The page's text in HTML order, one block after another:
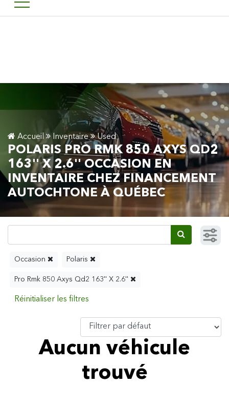
Accueil Inventaire Used
POLARIS PRO RMK 850 AXYS QD2
163'' X 2.6'' OCCASION EN
INVENTAIRE CHEZ FINANCEMENT
AUTOCHTONE À QUÉBEC
Occasion Polaris
Pro Rmk 850 Axys Qd2 163'' X 2.6''
Aucun véhicule
trouvé